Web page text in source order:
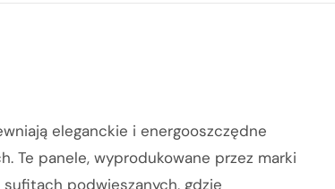
eleganckie i energooszczędne
Te panele, wyprodukowane przez marki
podwieszanych, gdzie